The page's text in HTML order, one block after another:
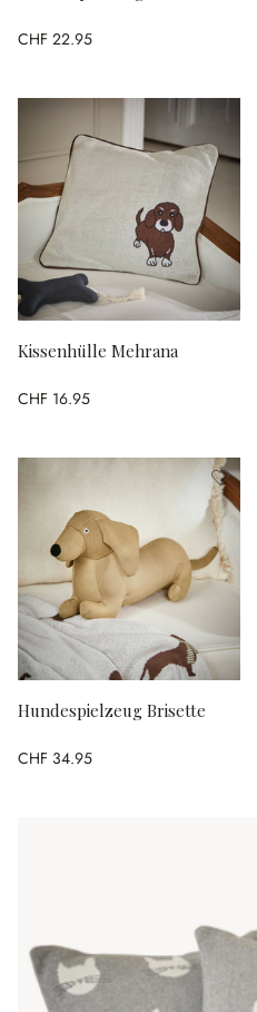
CHF 22.95
Kissenhülle Mehrana
CHF 16.95
Hundespielzeug Brisette
CHF 34.95